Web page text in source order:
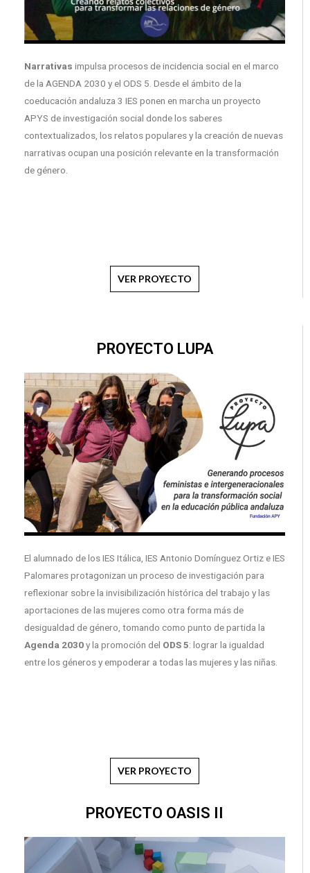
Narrativas impulsa procesos de incidencia social en el marco
de la AGENDA 2030 y el ODS 5. Desde el ámbito de la
coeducación andaluza 3 IES ponen en marcha un proyecto
APYS de investigación social donde los saberes
contextualizados, los relatos populares y la creación de nuevas
narrativas ocupan una posición relevante en la transformación
de género.
VER PROYECTO
PROYECTO LUPA
El alumnado de los IES Itálica, IES Antonio Domínguez Ortiz e IES
Palomares protagonizan un proceso de investigación para
reflexionar sobre la invisibilización histórica del trabajo y las
aportaciones de las mujeres como otra forma más de
desigualdad de género, tomando como punto de partida la
Agenda 2030y la promoción del ODS 5: lograr la igualdad
entre los géneros y empoderar a todas las mujeres y las niñas.
VER PROYECTO
PROYECTO OASIS II